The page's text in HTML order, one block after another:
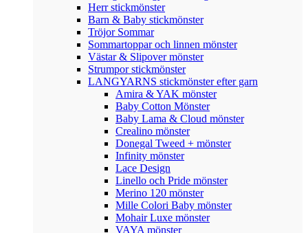
Herr stickmönster
Barn & Baby stickmönster
Tröjor Sommar
Sommartoppar och linnen mönster
Västar & Slipover mönster
Strumpor stickmönster
LANGYARNS stickmönster efter garn
Amira & YAK mönster
Baby Cotton Mönster
Baby Lama & Cloud mönster
Crealino mönster
Donegal Tweed + mönster
Infinity mönster
Lace Design
Linello och Pride mönster
Merino 120 mönster
Mille Colori Baby mönster
Mohair Luxe mönster
VAYA mönster